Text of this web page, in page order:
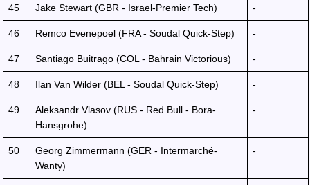
45 Jake Stewart (GBR - Israel-Premier Tech) -
46 Remco Evenepoel (FRA - Soudal Quick-Step) -
47 Santiago Buitrago (COL - Bahrain Victorious) -
48 Ilan Van Wilder (BEL - Soudal Quick-Step) -
49
Aleksandr Vlasov (RUS - Red Bull - Bora-
Hansgrohe)
-
50
Georg Zimmermann (GER - Intermarché-
Wanty)
-